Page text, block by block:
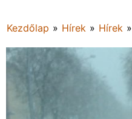
Kezdőlap » Hírek » Hírek »